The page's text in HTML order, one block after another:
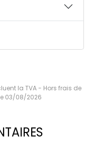
la TVA - Hors frais de
03/08/2026